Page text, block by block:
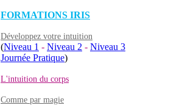
FORMATIONS IRIS
Développez votre intuition
(Niveau 1 - Niveau 2 - Niveau 3
Journée Pratique)
L'intuition du corps
Comme par magie